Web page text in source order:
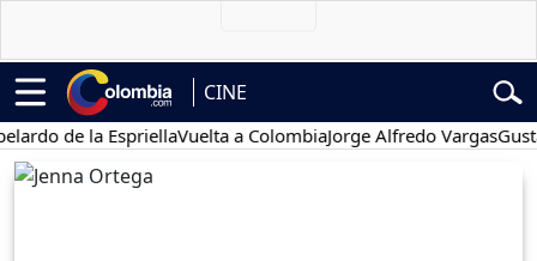
CINE
la EspriellaVuelta a ColombiaJorge Alfredo VargasGustavo